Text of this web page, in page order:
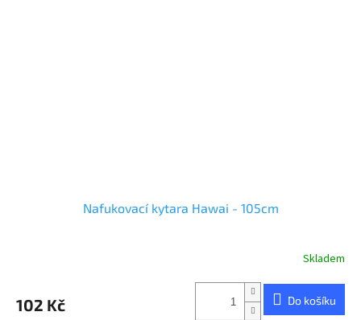
Nafukovací kytara Hawai - 105cm
je
Skladem
102 Kč Do košíku